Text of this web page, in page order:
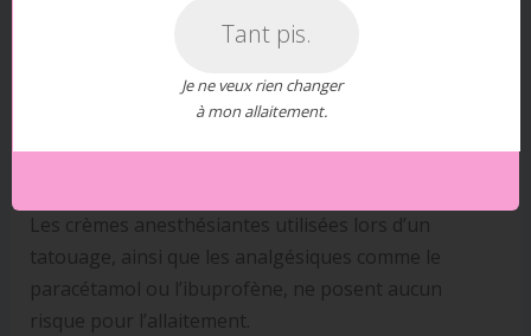
Les crèmes anesthésiantes utilisées lors d’un
tatouage, ainsi que les analgésiques comme le
paracétamol ou l’ibuprofène, ne posent aucun
risque pour l’allaitement.
Tant pis.
Je ne veux rien changer
à mon allaitement.